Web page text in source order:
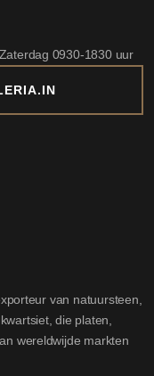
van natuursteen,
die platen,
wereldwijde markten
0930-1830 uur